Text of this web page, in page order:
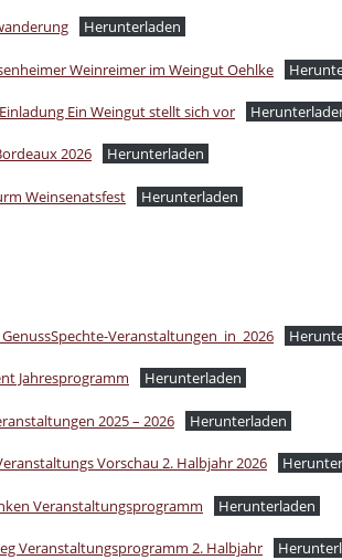
Herunterladen
Weinreimer im Weingut Oehlke
Ein Weingut stellt sich vor
2026 Herunterladen
Weinsenatsfest Herunterladen
Veranstaltungen_in_2026
Jahresprogramm Herunterladen
2025 – 2026 Herunterladen
Vorschau 2. Halbjahr 2026
Veranstaltungsprogramm Herunterladen
Veranstaltungsprogramm 2. Halbjahr